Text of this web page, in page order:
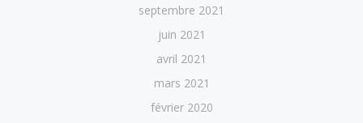
septembre 2021
juin 2021
avril 2021
mars 2021
février 2020